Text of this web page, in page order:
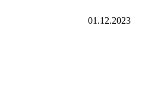
01.12.2023